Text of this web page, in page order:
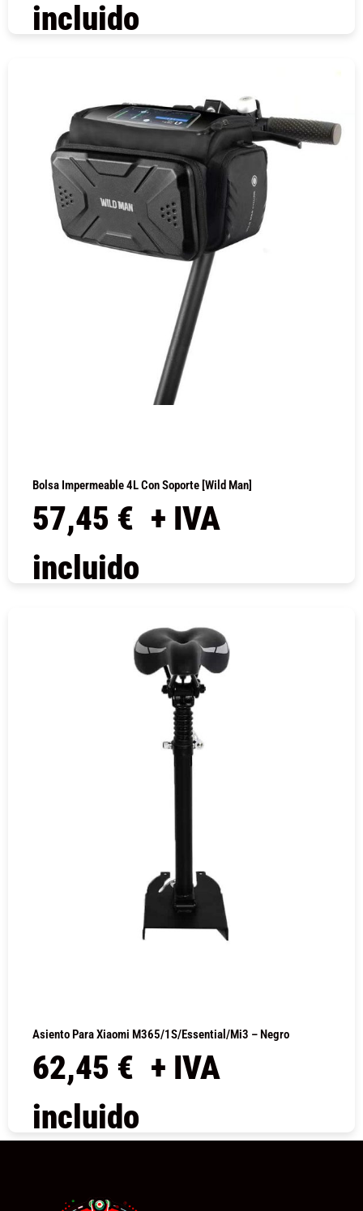
incluido
Bolsa Impermeable 4L Con Soporte [Wild Man]
57,45 € + IVA
incluido
Asiento Para Xiaomi M365/1S/Essential/Mi3 – Negro
62,45 € + IVA
incluido